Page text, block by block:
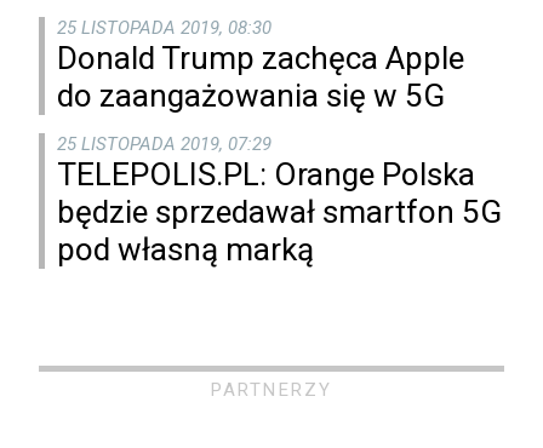
25 LISTOPADA 2019, 08:30
Donald Trump zachęca Apple
do zaangażowania się w 5G
25 LISTOPADA 2019, 07:29
TELEPOLIS.PL: Orange Polska
będzie sprzedawał smartfon 5G
pod własną marką
PARTNERZY